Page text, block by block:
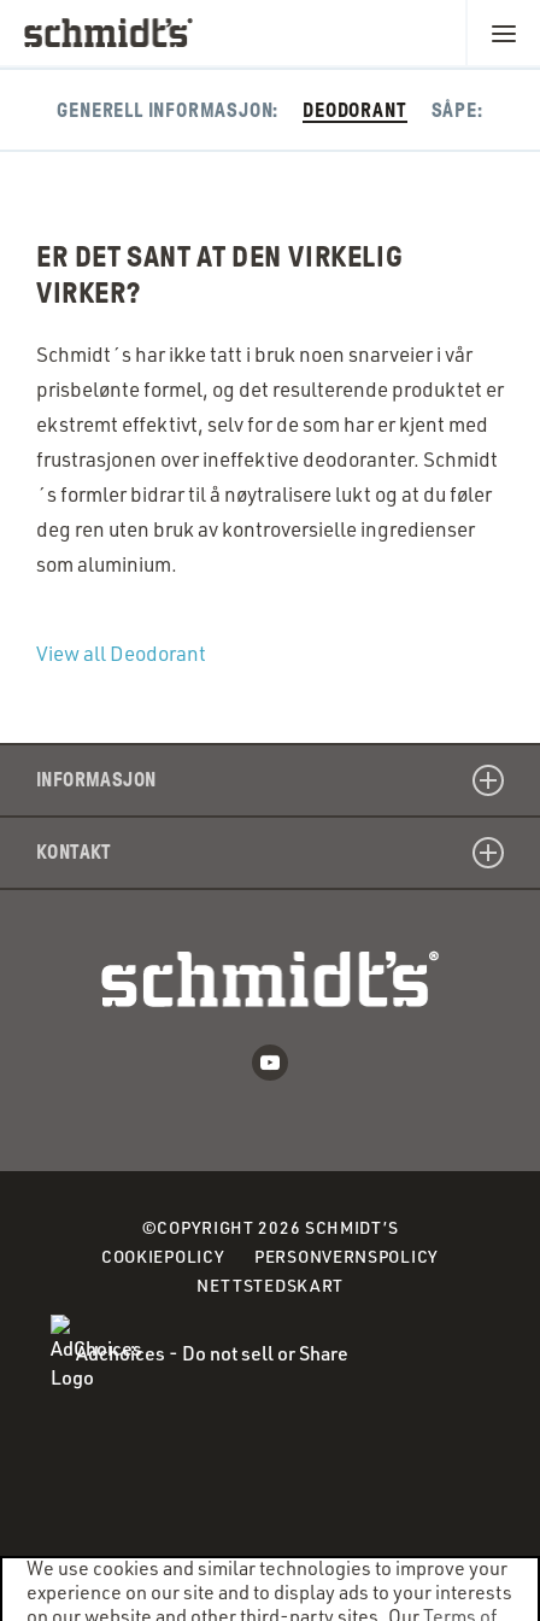
GENERELL INFORMASJON: DEODORANT SÅPE:
ER DET SANT AT DEN VIRKELIG
VIRKER?
Schmidt´s har ikke tatt i bruk noen snarveier i vår
prisbelønte formel, og det resulterende produktet er
ekstremt effektivt, selv for de som har er kjent med
frustrasjonen over ineffektive deodoranter. Schmidt
´s formler bidrar til å nøytralisere lukt og at du føler
deg ren uten bruk av kontroversielle ingredienser
som aluminium.
View all Deodorant
INFORMASJON
KONTAKT
©COPYRIGHT 2026 SCHMIDT’S
COOKIEPOLICY(OPENS
IN
NEW
PERSONVERNSPOLICY
NETTSTEDSKART
Adchoices - Do not sell or Share
We use cookies and similar technologies to improve your
experience on our site and to display ads to your interests
on our website and other third-party sites. OurTerms of